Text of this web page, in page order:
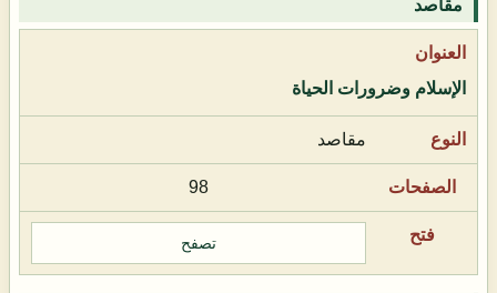
الإسلام وضرورات الحياة
مقاصد
98
تصفح